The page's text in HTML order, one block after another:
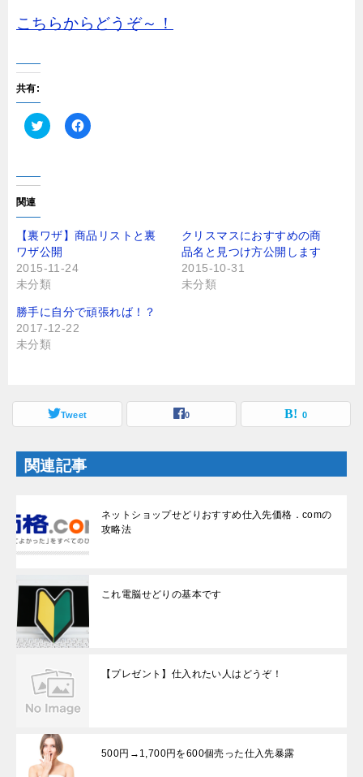
こちらからどうぞ～！
共有:
ク
し
て
T
i
t
t
e
r
で
共
(
新
し
い
ウ
で
き
)
F
共
有
る
に
リ
ッ
ク
(
新
し
ィ
ン
ド
き
ま
す
)
関連
【裏ワザ】商品リストと裏
ワザ公開
2015-11-24
未分類
クリスマスにおすすめの商
品名と見つけ方公開します
2015-10-31
未分類
勝手に自分で頑張れば！？
2017-12-22
未分類
Tweet 0 0
関連記事
ネットショップせどりおすすめ仕入先価格．comの
攻略法
これ電脳せどりの基本です
【プレゼント】仕入れたい人はどうぞ！
500円→1,700円を600個売った仕入先暴露